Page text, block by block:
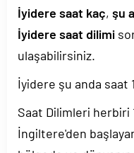
İyidere saat kaç, şu
İyidere saat dilimi
ulaşabilirsiniz.
İyidere şu anda saat
Saat Dilimleri herbiri
İngiltere'den